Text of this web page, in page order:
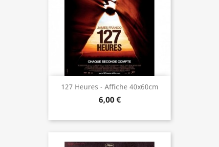
127 Heures - Affiche 40x60cm
6,00 €